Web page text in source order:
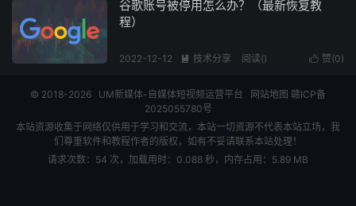
谷歌账号被停用怎么办？（最新恢复教
程）
 赞(0)
2022-12-12  技术分享 阅读()
© 2018-2026 UM新媒体-自媒体短视频运营平台 网站地图 赣ICP备
2025055780号
本站资源收集于网络仅供用于学习和交流，本站一切资源不代表本站立场，我
们尊重软件和教程作者的版权，如有不妥请联系本站处理！
请求次数：54 次，加载用时：0.088 秒，内存占用：5.89 MB